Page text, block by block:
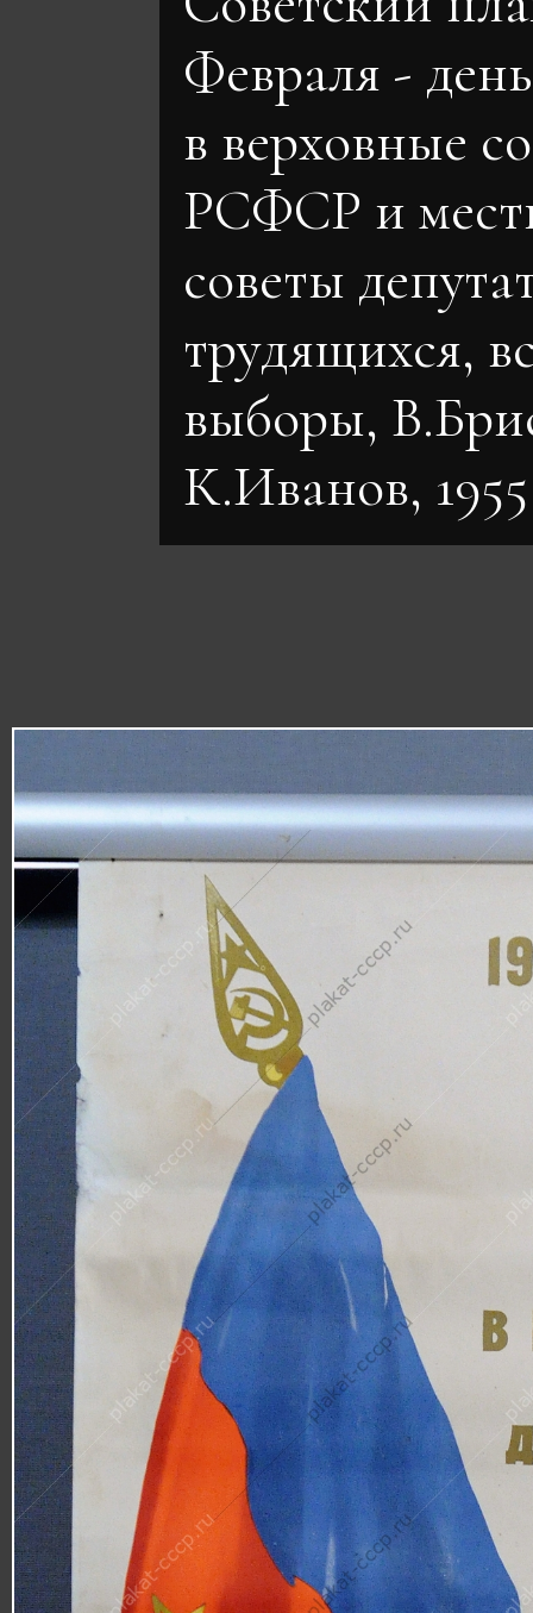
Февраля -
в верховные
РСФСР и
советы
трудящихся,
выборы,
К.Иванов,